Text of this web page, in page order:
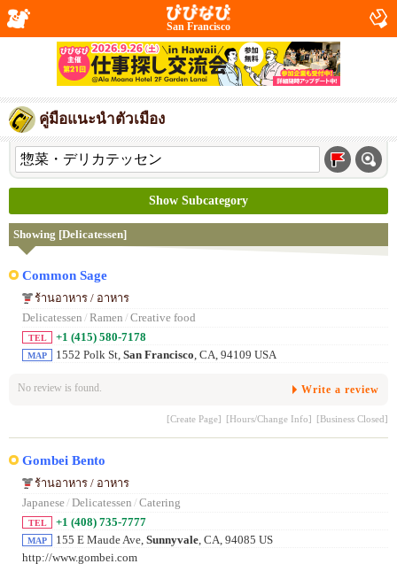
San Francisco
คู่มือแนะนำตัวเมือง
Show Subcategory
Showing [Delicatessen]
Common Sage
ร้านอาหาร / อาหาร
Delicatessen / Ramen / Creative food
TEL +1 (415) 580-7178
MAP 1552 Polk St, San Francisco, CA, 94109 USA
No review is found. Write a review
[Create Page] [Hours/Change Info] [Business Closed]
Gombei Bento
ร้านอาหาร / อาหาร
Japanese/ Delicatessen / Catering
TEL +1 (408) 735-7777
MAP 155 E Maude Ave, Sunnyvale, CA, 94085 US
http://www.gombei.com